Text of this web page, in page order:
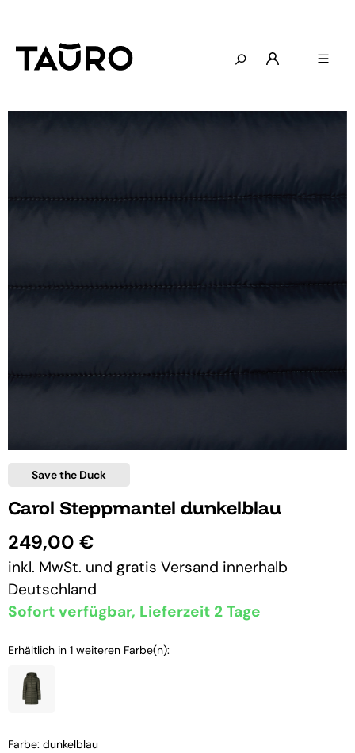
Save the Duck
Carol Steppmantel dunkelblau
249,00 €
inkl. MwSt. und gratis Versand innerhalb
Deutschland
Sofort verfügbar, Lieferzeit 2 Tage
Erhältlich in 1 weiteren Farbe(n):
Farbe: dunkelblau